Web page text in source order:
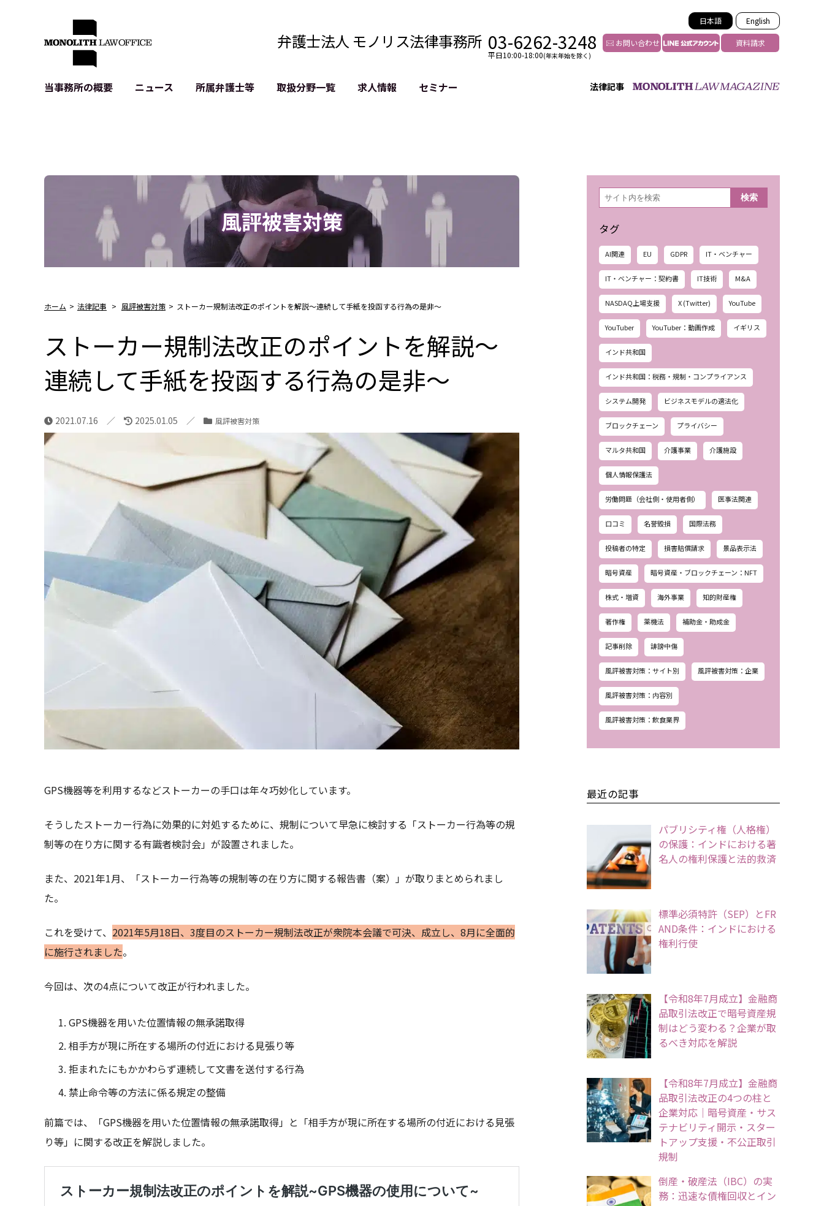
日本語 English
弁護士法人 モノリス法律事務所 03-6262-3248
平日10:00-18:00(年末年始を除く)
お問い合わせ 資料請求
法律記事
当事務所の概要 ニュース 所属弁護士等 取扱分野一覧
生成AI関連法務
記事・LPの薬機法等チェック
D2C等の不正転売対策
サイバー犯罪の刑事告訴等
GDPR対応支援
リスティング汚染の削除対策
YouTube等SNSのM&A
求人情報 セミナー
風評被害対策
ホーム > 法律記事 > 風評被害対策 > ストーカー規制法改正のポイントを解説～連続して手紙を投函する行為の是非～
ストーカー規制法改正のポイントを解説～
連続して手紙を投函する行為の是非～
2021.07.16 2025.01.05 風評被害対策
GPS機器等を利用するなどストーカーの手口は年々巧妙化しています。
そうしたストーカー行為に効果的に対処するために、規制について早急に検討する「ストーカー行為等の規
制等の在り方に関する有識者検討会」が設置されました。
また、2021年1月、「ストーカー行為等の規制等の在り方に関する報告書（案）」が取りまとめられまし
た。
これを受けて、 2021年5月18日、3度目のストーカー規制法改正が衆院本会議で可決、成立し、8月に全面的
に施行されました。
今回は、次の4点について改正が行われました。
GPS機器を用いた位置情報の無承諾取得
相手方が現に所在する場所の付近における見張り等
拒まれたにもかかわらず連続して文書を送付する行為
禁止命令等の方法に係る規定の整備
前篇では、「GPS機器を用いた位置情報の無承諾取得」と「相手方が現に所在する場所の付近における見張
り等」に関する改正を解説しました。
検
索 検索
タグ
AI関連 EU GDPR IT・ベンチャー
IT・ベンチャー：契約書 IT技術 M&A
NASDAQ上場支援 X (Twitter) YouTube
YouTuber YouTuber：動画作成 イギリス
インド共和国
インド共和国：税務・規制・コンプライアンス
システム開発 ビジネスモデルの適法化
ブロックチェーン プライバシー
マルタ共和国 介護事業 介護施設
個人情報保護法
労働問題（会社側・使用者側） 医事法関連
口コミ 名誉毀損 国際法務
投稿者の特定 損害賠償請求 景品表示法
暗号資産 暗号資産・ブロックチェーン：NFT
株式・増資 海外事業 知的財産権
著作権 薬機法 補助金・助成金
記事削除 誹謗中傷
風評被害対策：サイト別 風評被害対策：企業
風評被害対策：内容別
風評被害対策：飲食業界
最近の記事
パブリシティ権（人格権）
の保護：インドにおける著
名人の権利保護と法的救済
標準必須特許（SEP）とFR
AND条件：インドにおける
権利行使
【令和8年7月成立】金融商
品取引法改正で暗号資産規
制はどう変わる？企業が取
るべき対応を解説
【令和8年7月成立】金融商
品取引法改正の4つの柱と
企業対応｜暗号資産・サス
テナビリティ開示・スター
トアップ支援・不公正取引
規制
倒産・破産法（IBC）の実
務：迅速な債権回収とイン